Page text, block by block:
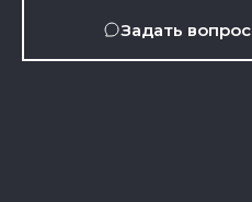
Задать вопрос